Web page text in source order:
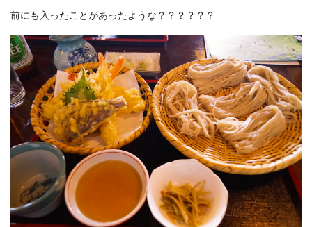
前にも入ったことがあったような？？？？？？